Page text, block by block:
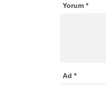
Yorum *
Ad *